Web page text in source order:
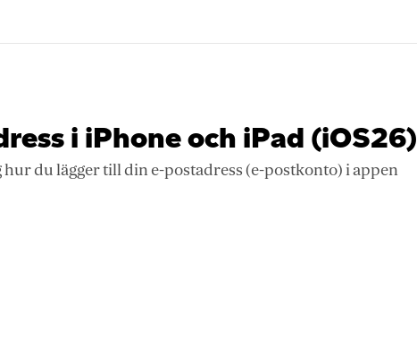
i iPhone och iPad (iOS26)
hur du lägger till din e-postadress (e-postkonto) i appen